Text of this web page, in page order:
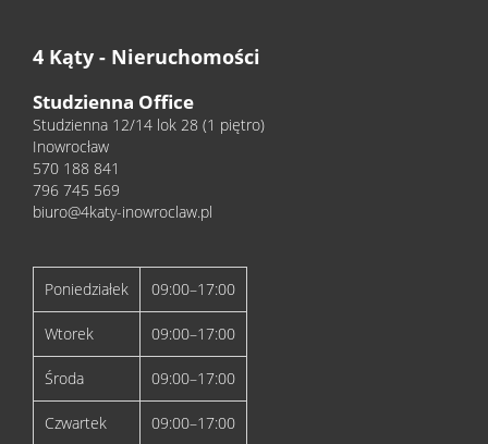
4 Kąty - Nieruchomości
Studzienna Office
Studzienna 12/14 lok 28 (1 piętro)
Inowrocław
570 188 841
796 745 569
biuro@4katy-inowroclaw.pl
Poniedziałek 09:00–17:00
Wtorek 09:00–17:00
Środa 09:00–17:00
Czwartek 09:00–17:00